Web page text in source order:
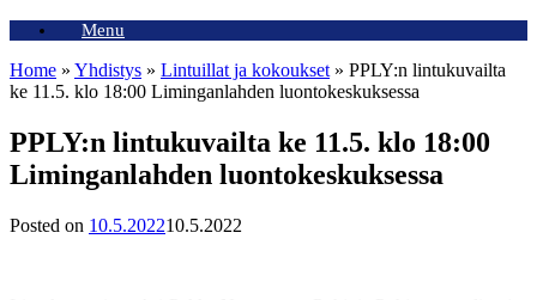
Menu
Home » Yhdistys » Lintuillat ja kokoukset » PPLY:n lintukuvailta
ke 11.5. klo 18:00 Liminganlahden luontokeskuksessa
PPLY:n lintukuvailta ke 11.5. klo 18:00
Liminganlahden luontokeskuksessa
Posted on 10.5.202210.5.2022